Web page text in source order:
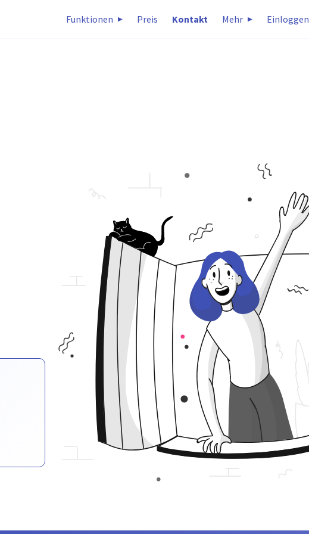
Funktionen Preis Kontakt Mehr Einloggen